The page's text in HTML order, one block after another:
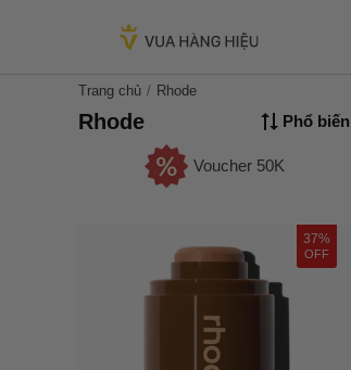
Trang chủ Rhode
Rhode Phổ biến
Voucher 50K
37%
OFF